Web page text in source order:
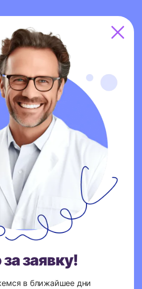
Выбрать тариф
заявку!
в ближайшее дни
НИЛ
Для врачей
Для стоматологов
Языковой клуб
Языковой клуб
Индивидуальные
занятия